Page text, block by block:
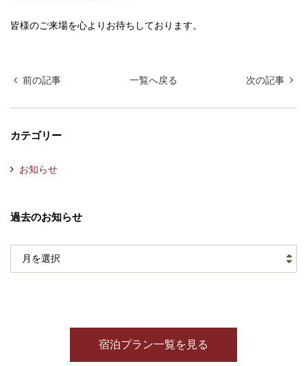
皆様のご来場を心よりお待ちしております。
前の記事 一覧へ戻る 次の記事
カテゴリー
お知らせ
過去のお知らせ
宿泊プラン一覧を見る